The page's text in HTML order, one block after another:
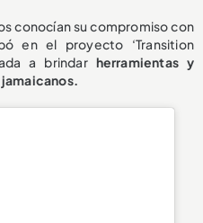
conocían su compromiso con
en el proyecto ‘Transition
a brindar herramientas y